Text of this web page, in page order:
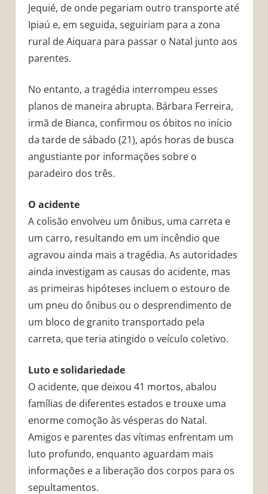
Jequié, de onde pegariam outro transporte até
Ipiaú e, em seguida, seguiriam para a zona
rural de Aiquara para passar o Natal junto aos
parentes.
No entanto, a tragédia interrompeu esses
planos de maneira abrupta. Bárbara Ferreira,
irmã de Bianca, confirmou os óbitos no início
da tarde de sábado (21), após horas de busca
angustiante por informações sobre o
paradeiro dos três.
O acidente
A colisão envolveu um ônibus, uma carreta e
um carro, resultando em um incêndio que
agravou ainda mais a tragédia. As autoridades
ainda investigam as causas do acidente, mas
as primeiras hipóteses incluem o estouro de
um pneu do ônibus ou o desprendimento de
um bloco de granito transportado pela
carreta, que teria atingido o veículo coletivo.
Luto e solidariedade
O acidente, que deixou 41 mortos, abalou
famílias de diferentes estados e trouxe uma
enorme comoção às vésperas do Natal.
Amigos e parentes das vítimas enfrentam um
luto profundo, enquanto aguardam mais
informações e a liberação dos corpos para os
sepultamentos.